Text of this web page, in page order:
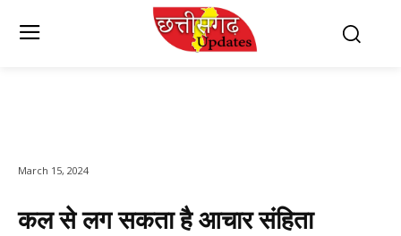
March 15, 2024
कल से लग सकता है आचार संहिता